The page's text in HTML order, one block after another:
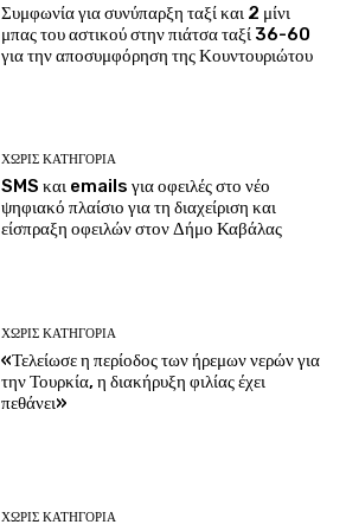
Συμφωνία για συνύπαρξη ταξί και 2 μίνι
μπας του αστικού στην πιάτσα ταξί 36-60
για την αποσυμφόρηση της Κουντουριώτου
ΧΩΡΊΣ ΚΑΤΗΓΟΡΊΑ
SMS και emails για οφειλές στο νέο
ψηφιακό πλαίσιο για τη διαχείριση και
είσπραξη οφειλών στον Δήμο Καβάλας
ΧΩΡΊΣ ΚΑΤΗΓΟΡΊΑ
«Τελείωσε η περίοδος των ήρεμων νερών για
την Τουρκία, η διακήρυξη φιλίας έχει
πεθάνει»
ΧΩΡΊΣ ΚΑΤΗΓΟΡΊΑ